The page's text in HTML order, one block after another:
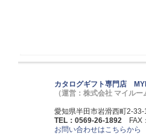
カタログギフト専門店
（運営：株式会社 マイル
愛知県半田市岩滑西町2-33-1
TEL：0569-26-1892 FAX
お問い合わせはこちらから